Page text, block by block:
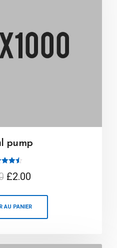
pump
5
£2.00
AU PANIER